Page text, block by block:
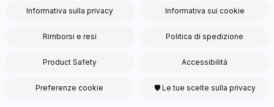
Informativa sulla privacy Informativa sui cookie
Rimborsi e resi Politica di spedizione
Product Safety Accessibilità
Preferenze cookie 🛡 Le tue scelte sulla privacy